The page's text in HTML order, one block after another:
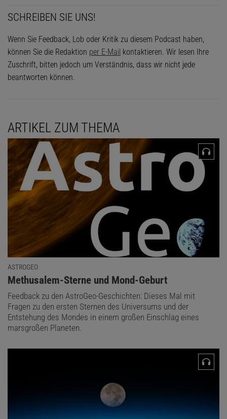
SCHREIBEN SIE UNS!
Wenn Sie Feedback, Lob oder Kritik zu diesem Podcast haben,
können Sie die Redaktion per E-Mail kontaktieren. Wir lesen Ihre
Zuschrift, bitten jedoch um Verständnis, dass wir nicht jede
beantworten können.
ARTIKEL ZUM THEMA
ASTROGEO
:
Methusalem-Sterne und Mond-Geburt
Feedback zu den AstroGeo-Geschichten: Dieses Mal mit
Fragen zu den ersten Sternen des Universums und der
Entstehung des Mondes in einem großen Einschlag eines
marsgroßen Planeten.